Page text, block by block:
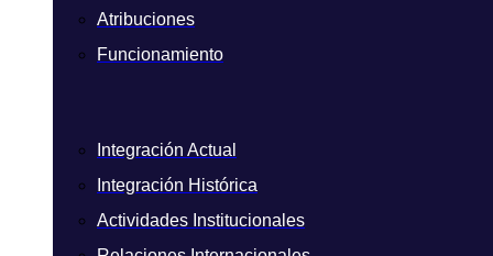
Atribuciones
Funcionamiento
Integración Actual
Integración Histórica
Actividades Institucionales